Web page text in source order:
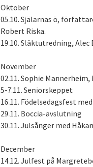
Oktober
05.10. Själarnas ö,
Robert Riska.
19.10. Släktutredning, Alec
November
02.11. Sophie
5-7.11. Seniorskeppet
16.11. Födelsedagsfest
29.11. Boccia-avslutning
30.11. Julsånger med
December
14.12. Julfest på